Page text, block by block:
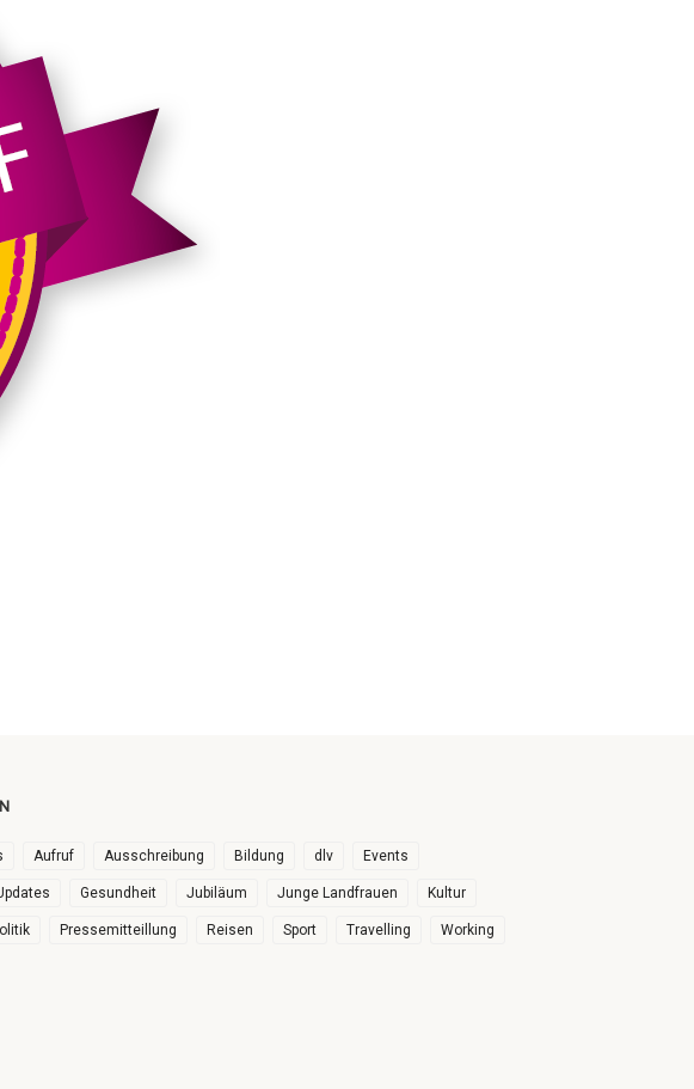
Aufruf Ausschreibung Bildung dlv Events
Gesundheit Jubiläum Junge Landfrauen Kultur
Pressemitteillung Reisen Sport Travelling Working